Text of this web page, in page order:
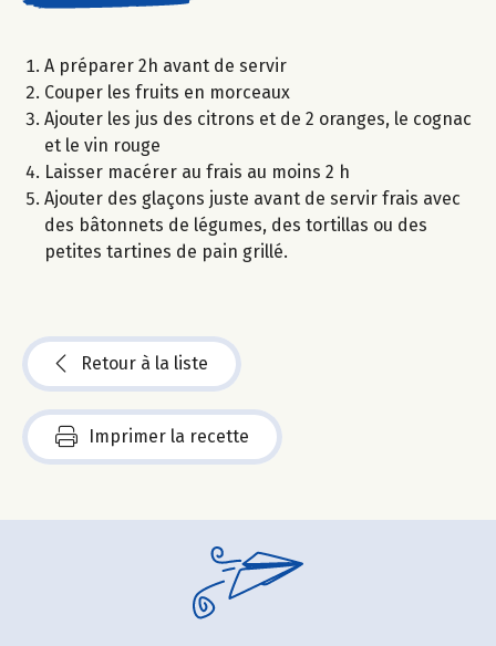
A préparer 2h avant de servir
Couper les fruits en morceaux
Ajouter les jus des citrons et de 2 oranges, le cognac
et le vin rouge
Laisser macérer au frais au moins 2 h
Ajouter des glaçons juste avant de servir frais avec
des bâtonnets de légumes, des tortillas ou des
petites tartines de pain grillé.
Retour à la liste
Imprimer la recette